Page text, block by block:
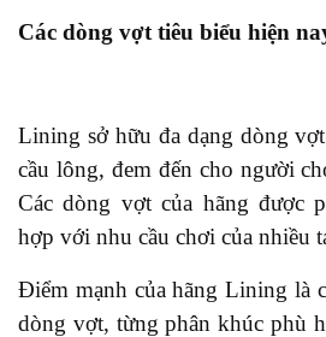
Các dòng vợt tiêu biểu hiện
Lining sở hữu đa dạng dòng
cầu lông, đem đến cho người
Các dòng vợt của hãng được
hợp với nhu cầu chơi của nhiều
Điểm mạnh của hãng Lining là
dòng vợt, từng phân khúc phù